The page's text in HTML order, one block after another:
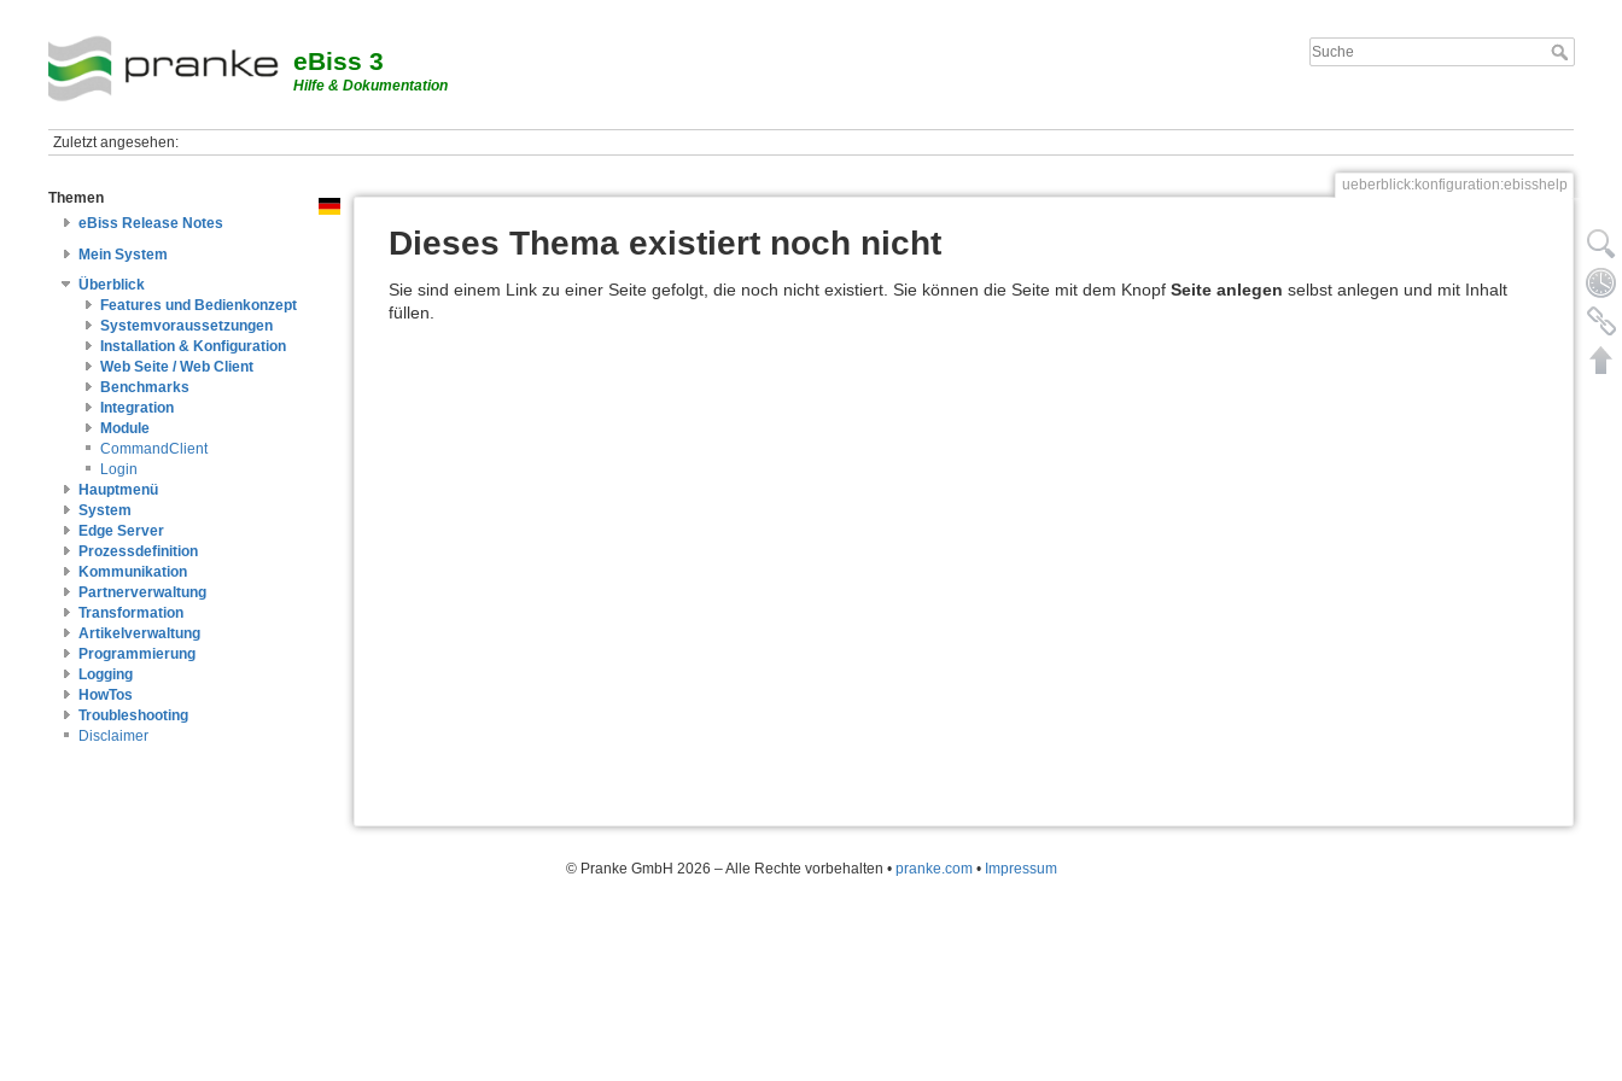
eBiss 3
Hilfe & Dokumentation
Zuletzt angesehen:
Themen
eBiss Release Notes
Mein System
Überblick
Features und Bedienkonzept
Systemvoraussetzungen
Installation & Konfiguration
Web Seite / Web Client
Benchmarks
Integration
Module
CommandClient
Login
Hauptmenü
System
Edge Server
Prozessdefinition
Kommunikation
Partnerverwaltung
Transformation
Artikelverwaltung
Programmierung
Logging
HowTos
Troubleshooting
Disclaimer
ueberblick:konfiguration:ebisshelp
Dieses Thema existiert noch nicht
Sie sind einem Link zu einer Seite gefolgt, die noch nicht existiert. Sie können die Seite mit dem Knopf Seite anlegen selbst anlegen und mit Inhalt
füllen.
© Pranke GmbH 2026 – Alle Rechte vorbehalten • pranke.com • Impressum